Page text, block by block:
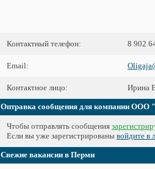
Контактный телефон: 8 902
Email:
Контактное лицо: Ирина
Оптравка сообщения для компании
Чтобы отправлять сообщения
Если вы уже зарегистрированы войдите в
Свежие вакансии в Перми